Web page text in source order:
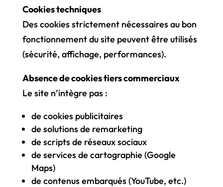
Cookies techniques
Des cookies strictement nécessaires au bon
fonctionnement du site peuvent être utilisés
(sécurité, affichage, performances).
Absence de cookies tiers commerciaux
Le site n’intègre pas :
de cookies publicitaires
de solutions de remarketing
de scripts de réseaux sociaux
de services de cartographie (Google
Maps)
de contenus embarqués (YouTube, etc.)